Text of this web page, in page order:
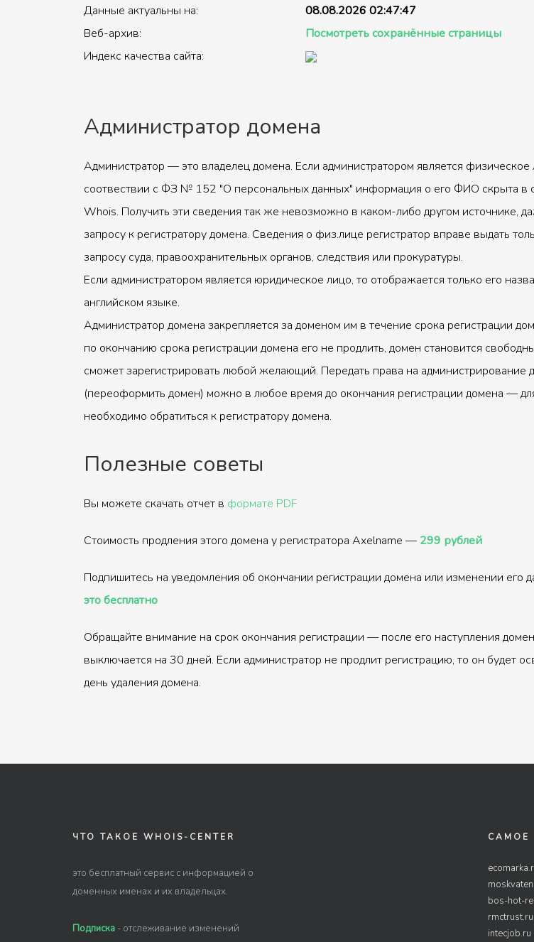
Данные актуальны на:
08.08.2026 02:47:47
Веб-архив:
Посмотреть сохранённые страницы
Индекс качества сайта:
Администратор домена
Администратор — это владелец домена. Если администратором является физическое
соотвествии с ФЗ № 152 "О персональных данных" информация о его ФИО скрыта в
Whois. Получить эти сведения так же невозможно в каком-либо другом источнике,
запросу к регистратору домена. Сведения о физ.лице регистратор вправе выдать
запросу суда, правоохранительных органов, следствия или прокуратуры.
Если администратором является юридическое лицо, то отображается только его
английском языке.
Администратор домена закрепляется за доменом им в течение срока регистрации
по окончанию срока регистрации домена его не продлить, домен становится
сможет зарегистрировать любой желающий. Передать права на администрирование
(переоформить домен) можно в любое время до окончания регистрации домена —
необходимо обратиться к регистратору домена.
Полезные советы
Вы можете скачать отчет в формате PDF
Стоимость продления этого домена у регистратора Axelname — 299 рублей
Подпишитесь на уведомления об окончании регистрации домена или изменении его
это бесплатно
Обращайте внимание на срок окончания регистрации — после его наступления домен
выключается на 30 дней. Если администратор не продлит регистрацию, то он будет
день удаления домена.
ЧТО ТАКОЕ WHOIS-CENTER
это бесплатный сервис с информацией о
доменных именах и их владельцах.
Подписка - отслеживание изменений
САМОЕ
bos-hot-
rmctrust.ru
intecjob.ru